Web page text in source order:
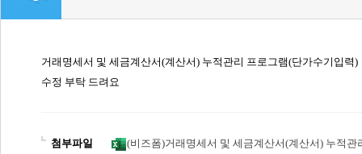
거래명세서 및 세금계산서(계산서) 누적관리 프로그램(단가수기입력)
수정 부탁 드려요
첨부파일 (비즈폼)거래명세서 및 세금계산서(계산서) 누적